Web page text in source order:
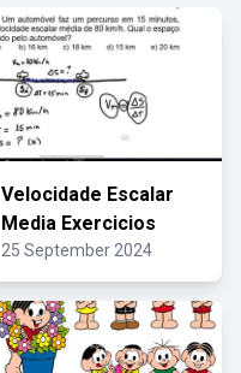
Velocidade Escalar
Media Exercicios
25 September 2024